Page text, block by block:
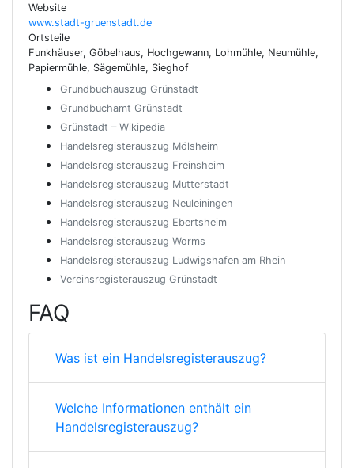
Website
www.stadt-gruenstadt.de
Ortsteile
Funkhäuser, Göbelhaus, Hochgewann, Lohmühle, Neumühle,
Papiermühle, Sägemühle, Sieghof
Grundbuchauszug Grünstadt
Grundbuchamt Grünstadt
Grünstadt – Wikipedia
Handelsregisterauszug Mölsheim
Handelsregisterauszug Freinsheim
Handelsregisterauszug Mutterstadt
Handelsregisterauszug Neuleiningen
Handelsregisterauszug Ebertsheim
Handelsregisterauszug Worms
Handelsregisterauszug Ludwigshafen am Rhein
Vereinsregisterauszug Grünstadt
FAQ
Was ist ein Handelsregisterauszug?
Welche Informationen enthält ein
Handelsregisterauszug?